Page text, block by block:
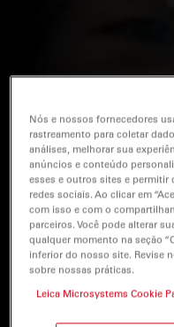
Nós e nossos fornecedores
rastreamento para coletar
análises, melhorar sua
anúncios e conteúdo
esses e outros sites e
redes sociais. Ao clicar em
com isso e com o
parceiros. Você pode alterar
qualquer momento na seção
inferior do nosso site. Revise
sobre nossas práticas.
Leica Microsystems Cookie